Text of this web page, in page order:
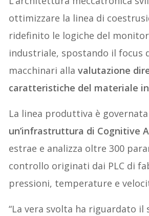
ottimizzare la linea di
ridefinito le logiche del
industriale, spostando il focus
macchinari allavalutazione
caratteristiche del materiale
La linea produttiva è
un’infrastruttura di Cognitive
estrae e analizza oltre 300
controllo originati dai PLC di
pressioni, temperature e
“La vera svolta ha riguardato il